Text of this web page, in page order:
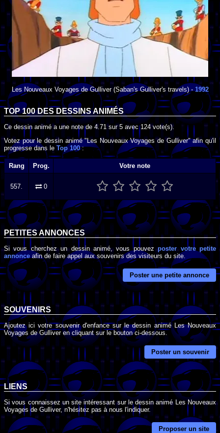
Les Nouveaux Voyages de Gulliver(Saban's Gulliver's travels) -1992
TOP 100 DES DESSINS ANIMÉS
Ce dessin animé a une note de 4.71sur5 avec124vote(s).
Votez pour le dessin animé "Les Nouveaux Voyages de Gulliver" afin qu'il
progresse dans le Top 100:
Rang Prog. Votre note
557. 0
PETITES ANNONCES
Si vous cherchez un dessin animé, vous pouvezposter votre petite
annonce afin de faire appel aux souvenirs des visiteurs du site.
Poster une petite annonce
SOUVENIRS
Ajoutez ici votre souvenir d'enfance sur le dessin animé Les Nouveaux
Voyages de Gulliver en cliquant sur le bouton ci-dessous.
Poster un souvenir
LIENS
Si vous connaissez un site intéressant sur le dessin animé Les Nouveaux
Voyages de Gulliver, n'hésitez pas à nous l'indiquer.
Proposer un site